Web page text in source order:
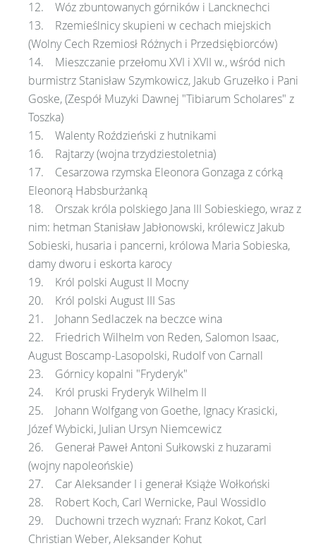
12. Wóz zbuntowanych górników i Lancknechci
13. Rzemieślnicy skupieni w cechach miejskich
(Wolny Cech Rzemiosł Różnych i Przedsiębiorców)
14. Mieszczanie przełomu XVI i XVII w., wśród nich
burmistrz Stanisław Szymkowicz, Jakub Gruzełko i Pani
Goske, (Zespół Muzyki Dawnej "Tibiarum Scholares" z
Toszka)
15. Walenty Roździeński z hutnikami
16. Rajtarzy (wojna trzydziestoletnia)
17. Cesarzowa rzymska Eleonora Gonzaga z córką
Eleonorą Habsburżanką
18. Orszak króla polskiego Jana III Sobieskiego, wraz z
nim: hetman Stanisław Jabłonowski, królewicz Jakub
Sobieski, husaria i pancerni, królowa Maria Sobieska,
damy dworu i eskorta karocy
19. Król polski August II Mocny
20. Król polski August III Sas
21. Johann Sedlaczek na beczce wina
22. Friedrich Wilhelm von Reden, Salomon Isaac,
August Boscamp-Lasopolski, Rudolf von Carnall
23. Górnicy kopalni "Fryderyk"
24. Król pruski Fryderyk Wilhelm II
25. Johann Wolfgang von Goethe, Ignacy Krasicki,
Józef Wybicki, Julian Ursyn Niemcewicz
26. Generał Paweł Antoni Sułkowski z huzarami
(wojny napoleońskie)
27. Car Aleksander I i generał Książe Wołkoński
28. Robert Koch, Carl Wernicke, Paul Wossidlo
29. Duchowni trzech wyznań: Franz Kokot, Carl
Christian Weber, Aleksander Kohut